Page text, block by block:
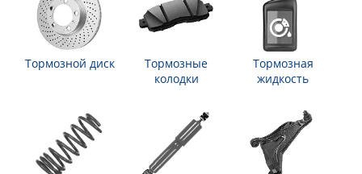
Тормозной диск
Тормозные
колодки
Тормозная
жидкость